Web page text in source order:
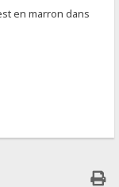
en marron dans